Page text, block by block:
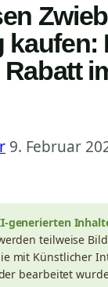
kaufen:
Rabatt
9. Februar
generierten
teilweise
mit Künstlicher
bearbeitet